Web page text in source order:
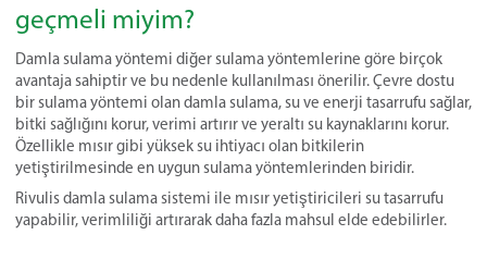
geçmeli miyim?
Damla sulama yöntemi diğer sulama yöntemlerine göre birçok
avantaja sahiptir ve bu nedenle kullanılması önerilir. Çevre dostu
bir sulama yöntemi olan damla sulama, su ve enerji tasarrufu sağlar,
bitki sağlığını korur, verimi artırır ve yeraltı su kaynaklarını korur.
Özellikle mısır gibi yüksek su ihtiyacı olan bitkilerin
yetiştirilmesinde en uygun sulama yöntemlerinden biridir.
Rivulis damla sulama sistemi ile mısır yetiştiricileri su tasarrufu
yapabilir, verimliliği artırarak daha fazla mahsul elde edebilirler.